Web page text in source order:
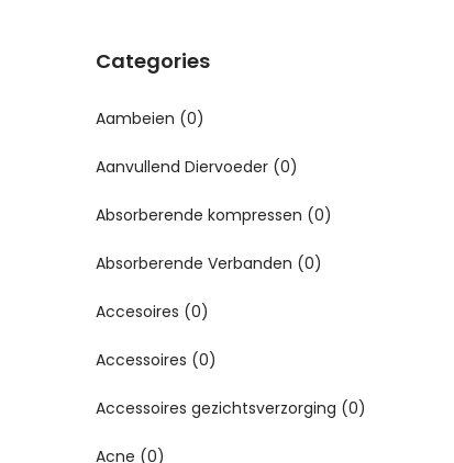
Categories
Aambeien (0)
Aanvullend Diervoeder (0)
Absorberende kompressen (0)
Absorberende Verbanden (0)
Accesoires (0)
Accessoires (0)
Accessoires gezichtsverzorging (0)
Acne (0)